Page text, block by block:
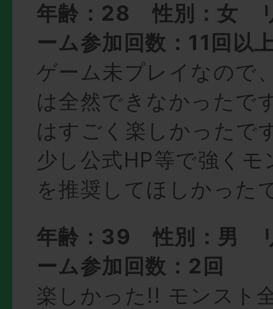
年齢：28 性別：女
ーム参加回数：11回以
ゲーム未プレイなので
は全然できなかったで
はすごく楽しかったで
少し公式HP等で強く
を推奨してほしかった
年齢：39 性別：男
ーム参加回数：2回
楽しかった!! モンスト